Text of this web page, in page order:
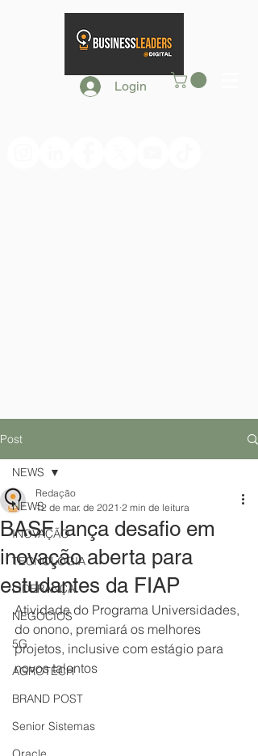
Login
Post
NEWS
INOVAÇÃO
TECNOLOGIA
LIDERANÇA
NEGÓCIOS
5G
AGROTECH
BRAND POST
Senior Sistemas
NEWS
BASF lança desafio em
inovação aberta para
estudantes da FIAP
Redação
12 de mar. de 2021 2 min de leitura
Atividade do Programa Universidades,
do onono, premiará os melhores
projetos, inclusive com estágio para
novos talentos